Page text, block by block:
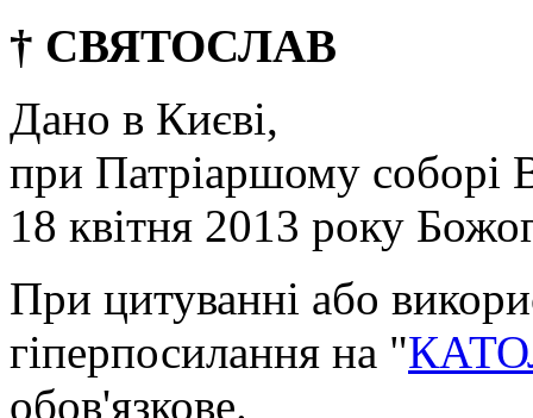
† СВЯТОСЛАВ
Дано в Києві,
при Патріаршому соборі
18 квітня 2013 року
При цитуванні або
гіперпосилання на "
обов'язкове.